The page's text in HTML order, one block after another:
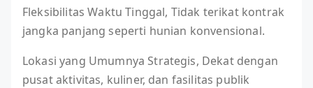
Fleksibilitas Waktu Tinggal, Tidak terikat kontrak
jangka panjang seperti hunian konvensional.
Lokasi yang Umumnya Strategis, Dekat dengan
pusat aktivitas, kuliner, dan fasilitas publik